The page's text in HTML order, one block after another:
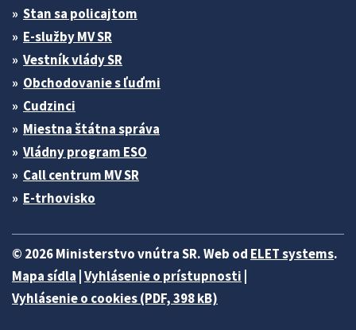
Stan sa policajtom
E-služby MV SR
Vestník vlády SR
Obchodovanie s ľuďmi
Cudzinci
Miestna štátna správa
Vládny program ESO
Call centrum MV SR
E-trhovisko
© 2026 Ministerstvo vnútra SR. Web od ELET systems.
Mapa sídla Vyhlásenie o prístupnosti
Vyhlásenie o cookies (PDF, 398 kB)